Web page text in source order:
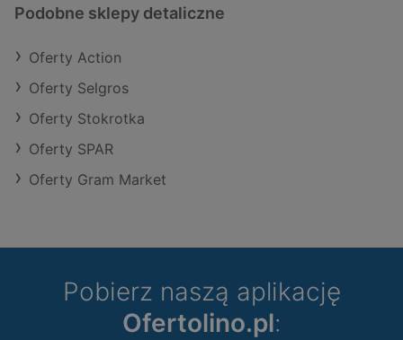
Podobne sklepy detaliczne
Oferty Action
Oferty Selgros
Oferty Stokrotka
Oferty SPAR
Oferty Gram Market
Pobierz naszą aplikację
Ofertolino.pl: